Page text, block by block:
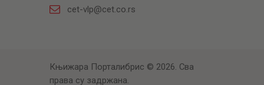
cet-vlp@cet.co.rs
Књижара Порталибрис © 2026. Сва
права су задржана.